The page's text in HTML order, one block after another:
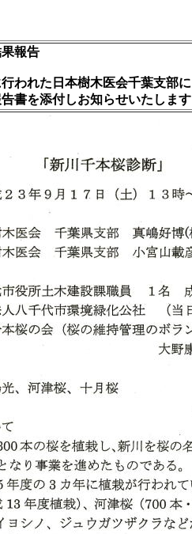
報告
われた日本樹木医会千葉支部
書を添付しお知らせいたしま